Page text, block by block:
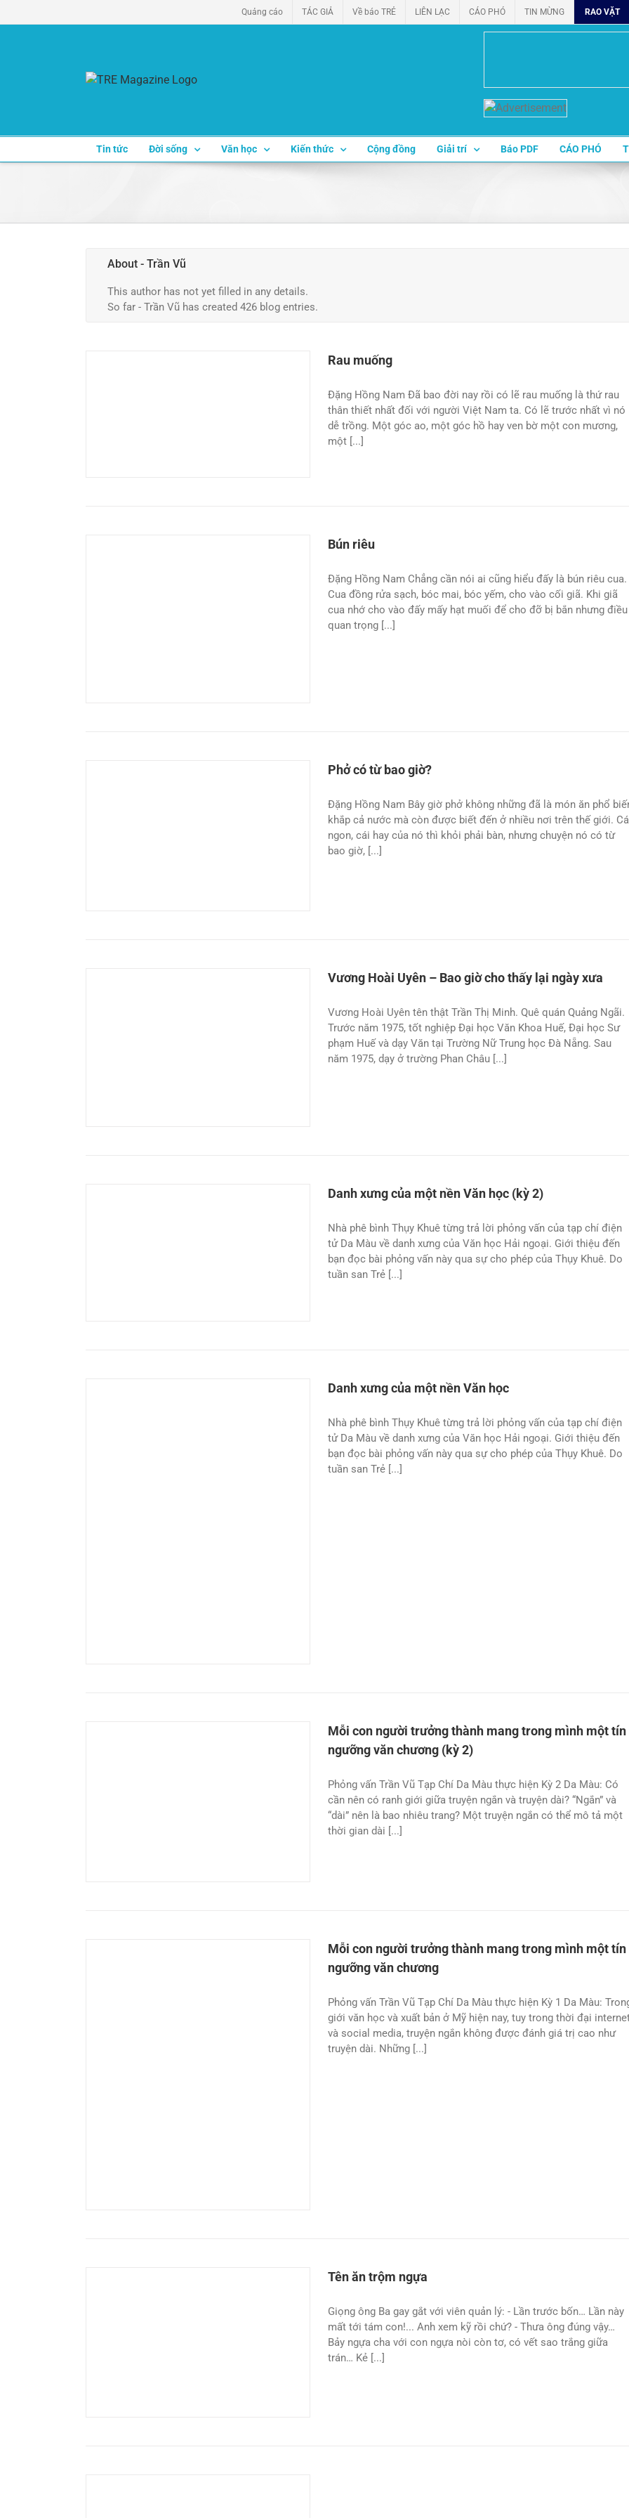
to
Quảng cáo TÁC GIẢ Về báo TRẺ LIÊN LẠC CÁO PHÓ TIN MỪNG RAO VẶT
Tin tức Đời sống Văn học Kiến thức Cộng đồng Giải trí Báo PDF CÁO PHÓ
About - Trần Vũ
This author has not yet filled in any details.
So far - Trần Vũ has created 426 blog entries.
Rau muống
Đặng Hồng Nam Ðã bao đời nay rồi có lẽ rau muống là thứ rau
thân thiết nhất đối với người Việt Nam ta. Có lẽ trước nhất vì nó
dễ trồng. Một góc ao, một góc hồ hay ven bờ một con mương,
một [...]
Bún riêu
Đặng Hồng Nam Chẳng cần nói ai cũng hiểu đấy là bún riêu cua.
Cua đồng rửa sạch, bóc mai, bóc yếm, cho vào cối giã. Khi giã
cua nhớ cho vào đấy mấy hạt muối để cho đỡ bị bắn nhưng điều
quan trọng [...]
Phở có từ bao giờ?
Đặng Hồng Nam Bây giờ phở không những đã là món ăn phổ
khắp cả nước mà còn được biết đến ở nhiều nơi trên thế giới.
ngon, cái hay của nó thì khỏi phải bàn, nhưng chuyện nó có từ
bao giờ, [...]
Vương Hoài Uyên – Bao giờ cho thấy lại ngày xưa
Vương Hoài Uyên tên thật Trần Thị Minh. Quê quán Quảng Ngãi.
Trước năm 1975, tốt nghiệp Đại học Văn Khoa Huế, Đại học Sư
phạm Huế và dạy Văn tại Trường Nữ Trung học Đà Nẵng. Sau
năm 1975, dạy ở trường Phan Châu [...]
Danh xưng của một nền Văn học (kỳ 2)
Nhà phê bình Thụy Khuê từng trả lời phỏng vấn của tạp chí điện
tử Da Màu về danh xưng của Văn học Hải ngoại. Giới thiệu đến
bạn đọc bài phỏng vấn này qua sự cho phép của Thụy Khuê. Do
tuần san Trẻ [...]
Danh xưng của một nền Văn học
Nhà phê bình Thụy Khuê từng trả lời phỏng vấn của tạp chí điện
tử Da Màu về danh xưng của Văn học Hải ngoại. Giới thiệu đến
bạn đọc bài phỏng vấn này qua sự cho phép của Thụy Khuê. Do
tuần san Trẻ [...]
Mỗi con người trưởng thành mang trong mình một tín
ngưỡng văn chương (kỳ 2)
Phỏng vấn Trần Vũ Tạp Chí Da Màu thực hiện Kỳ 2 Da Màu: Có
cần nên có ranh giới giữa truyện ngắn và truyện dài? “Ngắn” và
“dài” nên là bao nhiêu trang? Một truyện ngắn có thể mô tả một
thời gian dài [...]
Mỗi con người trưởng thành mang trong mình một tín
ngưỡng văn chương
Phỏng vấn Trần Vũ Tạp Chí Da Màu thực hiện Kỳ 1 Da Màu:
giới văn học và xuất bản ở Mỹ hiện nay, tuy trong thời đại
và social media, truyện ngắn không được đánh giá trị cao như
truyện dài. Những [...]
Tên ăn trộm ngựa
Giọng ông Ba gay gắt với viên quản lý: - Lần trước bốn… Lần này
mất tới tám con!... Anh xem kỹ rồi chứ? - Thưa ông đúng vậy…
Bảy ngựa cha với con ngựa nòi còn tơ, có vết sao trắng giữa
trán… Kẻ [...]